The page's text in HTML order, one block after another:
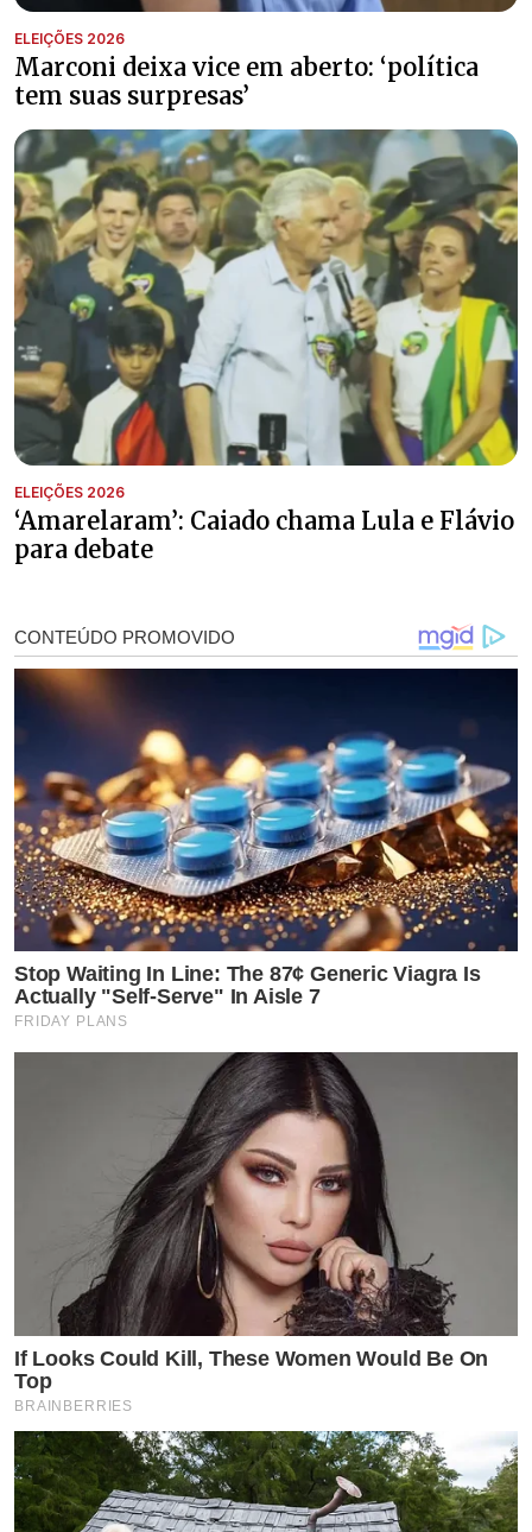
ELEIÇÕES 2026
Marconi deixa vice em aberto: ‘política
tem suas surpresas’
ELEIÇÕES 2026
‘Amarelaram’: Caiado chama Lula e Flávio
para debate